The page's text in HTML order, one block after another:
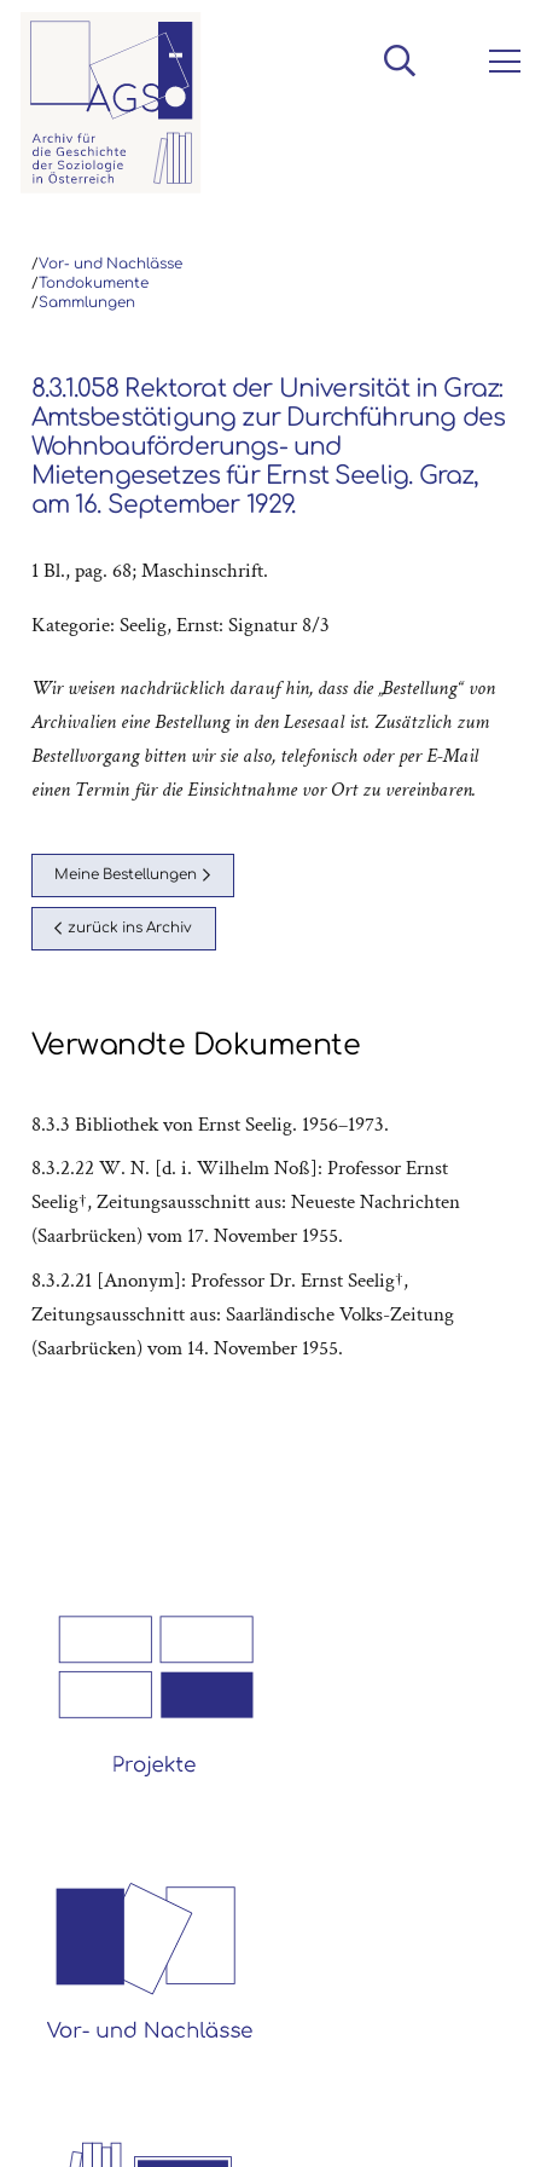
/Vor- und Nachlässe
/Tondokumente
/Sammlungen
8.3.1.058 Rektorat der Universität in Graz:
Amtsbestätigung zur Durchführung des
Wohnbauförderungs- und
Mietengesetzes für Ernst Seelig. Graz,
am 16. September 1929.
1 Bl., pag. 68; Maschinschrift.
Kategorie: Seelig, Ernst: Signatur 8/3
Wir weisen nachdrücklich darauf hin, dass die „Bestellung“ von
Archivalien eine Bestellung in den Lesesaal ist. Zusätzlich zum
Bestellvorgang bitten wir sie also, telefonisch oder per E-Mail
einen Termin für die Einsichtnahme vor Ort zu vereinbaren.
Meine Bestellungen
zurück ins Archiv
Verwandte Dokumente
8.3.3 Bibliothek von Ernst Seelig. 1956–1973.
8.3.2.22 W. N. [d. i. Wilhelm Noß]: Professor Ernst
Seelig†, Zeitungsausschnitt aus: Neueste Nachrichten
(Saarbrücken) vom 17. November 1955.
8.3.2.21 [Anonym]: Professor Dr. Ernst Seelig†,
Zeitungsausschnitt aus: Saarländische Volks-Zeitung
(Saarbrücken) vom 14. November 1955.